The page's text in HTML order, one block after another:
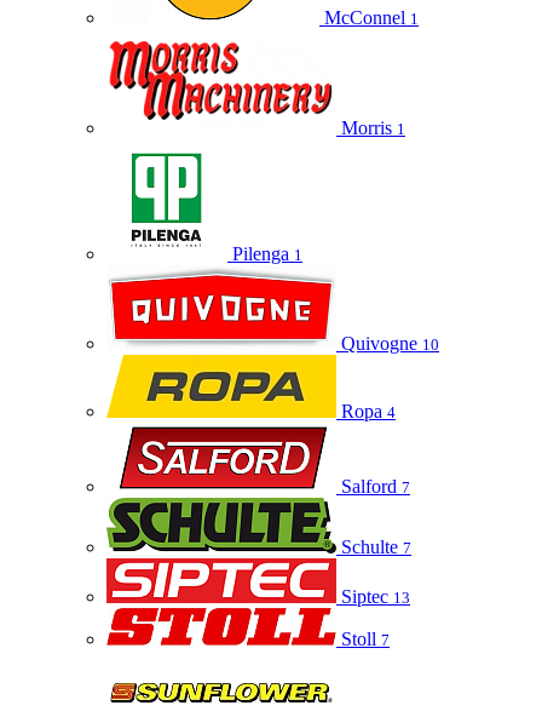
McConnel 1
Morris 1
Pilenga 1
Quivogne 10
Ropa 4
Salford 7
Schulte 7
Siptec 13
Stoll 7